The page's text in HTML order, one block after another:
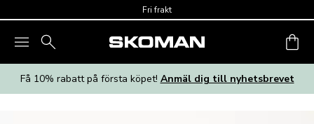
Fri frakt
Få 10% rabatt på första köpet! Anmäl dig till nyhetsbrevet